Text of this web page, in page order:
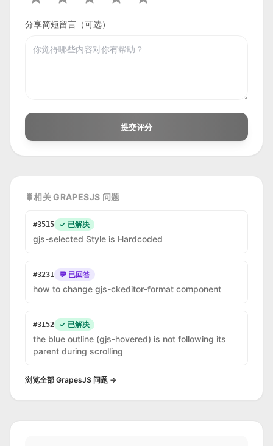
分享简短留言（可选）
提交评分
🐛相关 GRAPESJS 问题
#3515 ✓ 已解决
gjs-selected Style is Hardcoded
#3231 💬 已回答
how to change gjs-ckeditor-format component
#3152 ✓ 已解决
the blue outline (gjs-hovered) is not following its
parent during scrolling
浏览全部 GrapesJS 问题 →